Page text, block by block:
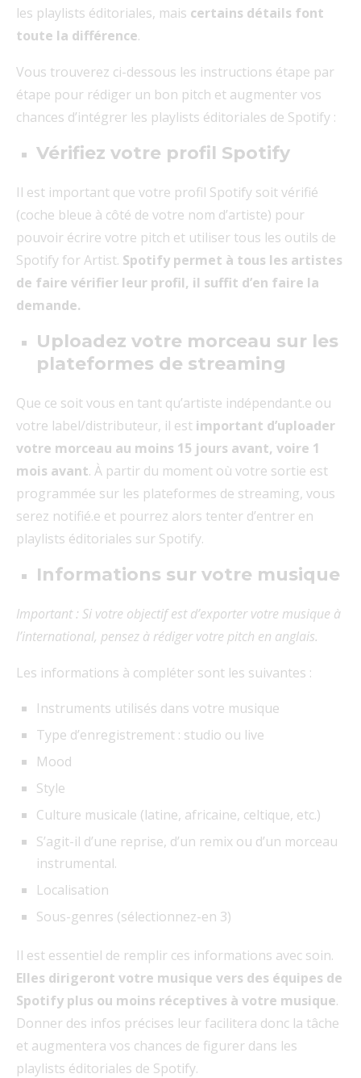
les playlists éditoriales, mais certains détails font
toute la différence.
Vous trouverez ci-dessous les instructions étape par
étape pour rédiger un bon pitch et augmenter vos
chances d’intégrer les playlists éditoriales de Spotify :
Vérifiez votre profil Spotify
Il est important que votre profil Spotify soit vérifié
(coche bleue à côté de votre nom d’artiste) pour
pouvoir écrire votre pitch et utiliser tous les outils de
Spotify for Artist. Spotify permet à tous les artistes
de faire vérifier leur profil, il suffit d’en faire la
demande.
Uploadez votre morceau sur les
plateformes de streaming
Que ce soit vous en tant qu’artiste indépendant.e ou
votre label/distributeur, il est important d’uploader
votre morceau au moins 15 jours avant, voire 1
mois avant. À partir du moment où votre sortie est
programmée sur les plateformes de streaming, vous
serez notifié.e et pourrez alors tenter d’entrer en
playlists éditoriales sur Spotify.
Informations sur votre musique
Important : Si votre objectif est d’exporter votre musique à
l’international, pensez à rédiger votre pitch en anglais.
Les informations à compléter sont les suivantes :
Instruments utilisés dans votre musique
Type d’enregistrement : studio ou live
Mood
Style
Culture musicale (latine, africaine, celtique, etc.)
S’agit-il d’une reprise, d’un remix ou d’un morceau
instrumental.
Localisation
Sous-genres (sélectionnez-en 3)
Il est essentiel de remplir ces informations avec soin.
Elles dirigeront votre musique vers des équipes de
Spotify plus ou moins réceptives à votre musique.
Donner des infos précises leur facilitera donc la tâche
et augmentera vos chances de figurer dans les
playlists éditoriales de Spotify.